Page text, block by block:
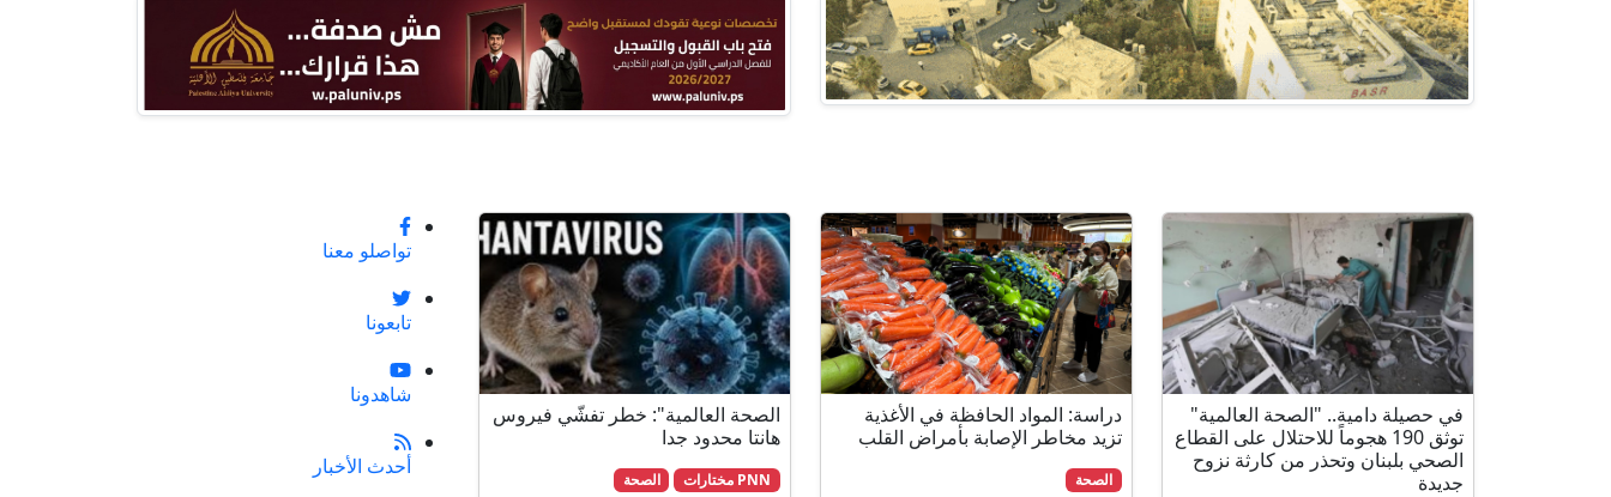
في حصيلة دامية.. "الصحة العالمية"
توثق 190 هجوماً للاحتلال على القطاع
الصحي بلبنان وتحذر من كارثة نزوح
جديدة
دراسة: المواد الحافظة في الأغذية
تزيد مخاطر الإصابة بأمراض القلب
الصحة
الصحة العالمية": خطر تفشّي فيروس
هانتا محدود جدا
PNN مختارات الصحة
تواصلو معنا
تابعونا
شاهدونا
أحدث الأخبار